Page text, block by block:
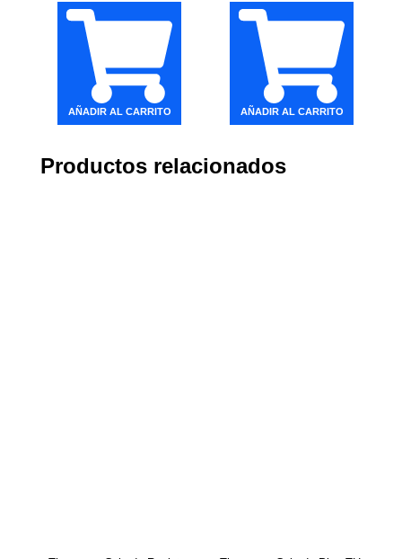
AÑADIR AL CARRITO AÑADIR AL CARRITO
Productos relacionados